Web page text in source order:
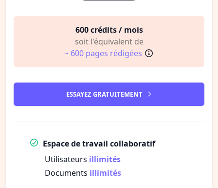
600 crédits / mois
soit l'équivalent de
~ 600 pages rédigées
ESSAYEZ GRATUITEMENT
Espace de travail collaboratif
Utilisateurs illimités
Documents illimités